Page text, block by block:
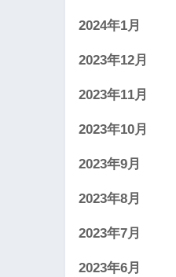
2024年1月
2023年12月
2023年11月
2023年10月
2023年9月
2023年8月
2023年7月
2023年6月